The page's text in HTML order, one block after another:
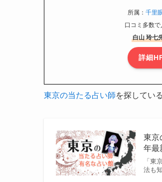
所属： 千里
口コミ多数で
白山 玲七
詳細
東京の当たる占い師を探してい
東京
年最
「東
法も